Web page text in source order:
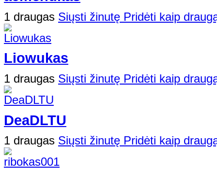
1 draugas Siųsti žinutę Pridėti kaip
Liowukas
1 draugas Siųsti žinutę Pridėti kaip
DeaDLTU
1 draugas Siųsti žinutę Pridėti kaip